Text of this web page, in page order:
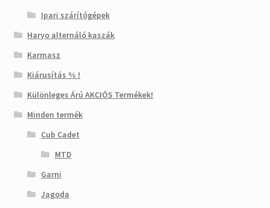
Ipari szárítógépek
Haryo alternáló kaszák
Karmasz
Kiárusítás % !
Különleges Árú AKCIÓS Termékek!
Minden termék
Cub Cadet
MTD
Garni
Jagoda